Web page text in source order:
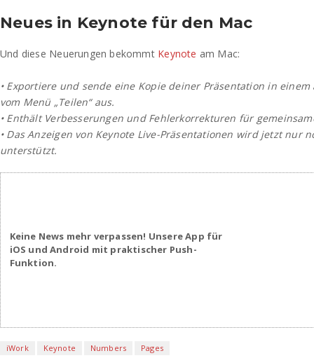
Neues in Keynote für den Mac
Und diese Neuerungen bekommt Keynote am Mac:
• Exportiere und sende eine Kopie deiner Präsentation in
vom Menü „Teilen“ aus.
• Enthält Verbesserungen und Fehlerkorrekturen für
• Das Anzeigen von Keynote Live-Präsentationen wird jetzt nur
unterstützt.
Keine News mehr verpassen! Unsere App für
iOS und Android mit praktischer Push-
Funktion.
iWork Keynote Numbers Pages